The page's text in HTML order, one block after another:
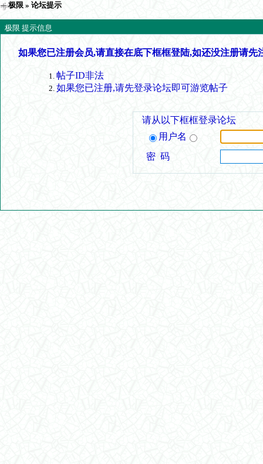
极限 » 论坛提示
极限 提示信息
如果您已注册会员,请直接在底下框框登陆,如还没注册请先
帖子ID非法
如果您已注册,请先登录论坛即可游览帖子
请从以下框框登录论坛
用户名
密 码